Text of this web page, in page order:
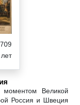
Великой
Россия и Швеция